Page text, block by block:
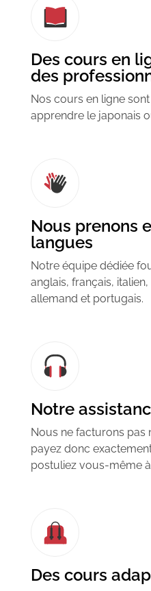
Des cours en
des
Nos cours en ligne
apprendre le japonais
Nous prenons
langues
Notre équipe dédiée
anglais, français,
allemand et portugais.
Notre
Nous ne facturons pas
payez donc
postuliez vous-même
Des cours